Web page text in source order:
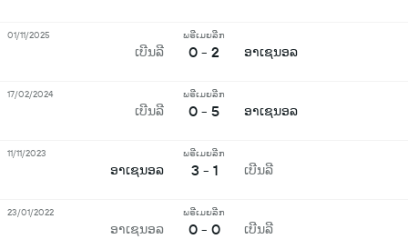
ເບີນລີ
ພຣີເມຍລີກ
0 - 2 ອາເຊນອລ
01/11/2025
ເບີນລີ
ພຣີເມຍລີກ
0 - 5 ອາເຊນອລ
17/02/2024
ອາເຊນອລ
ພຣີເມຍລີກ
3 - 1 ເບີນລີ
11/11/2023
ອາເຊນອລ
ພຣີເມຍລີກ
0 - 0 ເບີນລີ
23/01/2022